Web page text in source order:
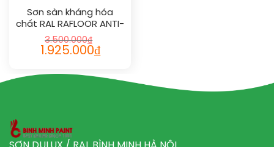
Sơn sàn kháng hóa
chất RAL RAFLOOR ANTI-
CHEM 1019
3.500.000₫
1.925.000₫